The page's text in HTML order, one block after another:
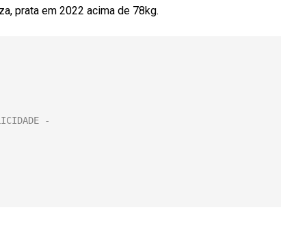
prata em 2022 acima de 78kg.